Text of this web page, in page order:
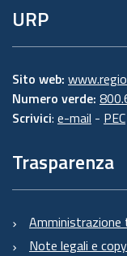
URP
Sito web:
Numero verde:
Scrivici: e-mail - PEC
Trasparenza
Amministrazione
Note legali e